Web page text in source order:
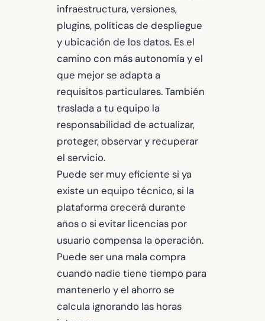
infraestructura, versiones,
plugins, políticas de despliegue
y ubicación de los datos. Es el
camino con más autonomía y el
que mejor se adapta a
requisitos particulares. También
traslada a tu equipo la
responsabilidad de actualizar,
proteger, observar y recuperar
el servicio.
Puede ser muy eficiente si ya
existe un equipo técnico, si la
plataforma crecerá durante
años o si evitar licencias por
usuario compensa la operación.
Puede ser una mala compra
cuando nadie tiene tiempo para
mantenerlo y el ahorro se
calcula ignorando las horas